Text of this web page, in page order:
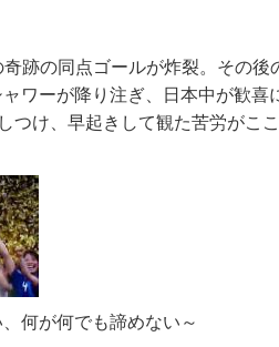
跡の同点ゴールが炸裂。その後
ワーが降り注ぎ、日本中が歓喜
つけ、早起きして観た苦労がこ
何が何でも諦めない～